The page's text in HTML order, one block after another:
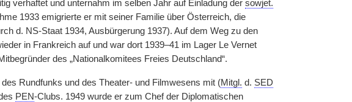
verhaftet und unternahm im selben Jahr auf Einladung der sowjet.
1933 emigrierte er mit seiner Familie über Österreich, die
d. NS-Staat 1934, Ausbürgerung 1937). Auf dem Weg zu den
in Frankreich auf und war dort 1939–41 im Lager Le Vernet
des „Nationalkomitees Freies Deutschland“.
Rundfunks und des Theater- und Filmwesens mit (Mitgl. d. SED
PEN-Clubs. 1949 wurde er zum Chef der Diplomatischen